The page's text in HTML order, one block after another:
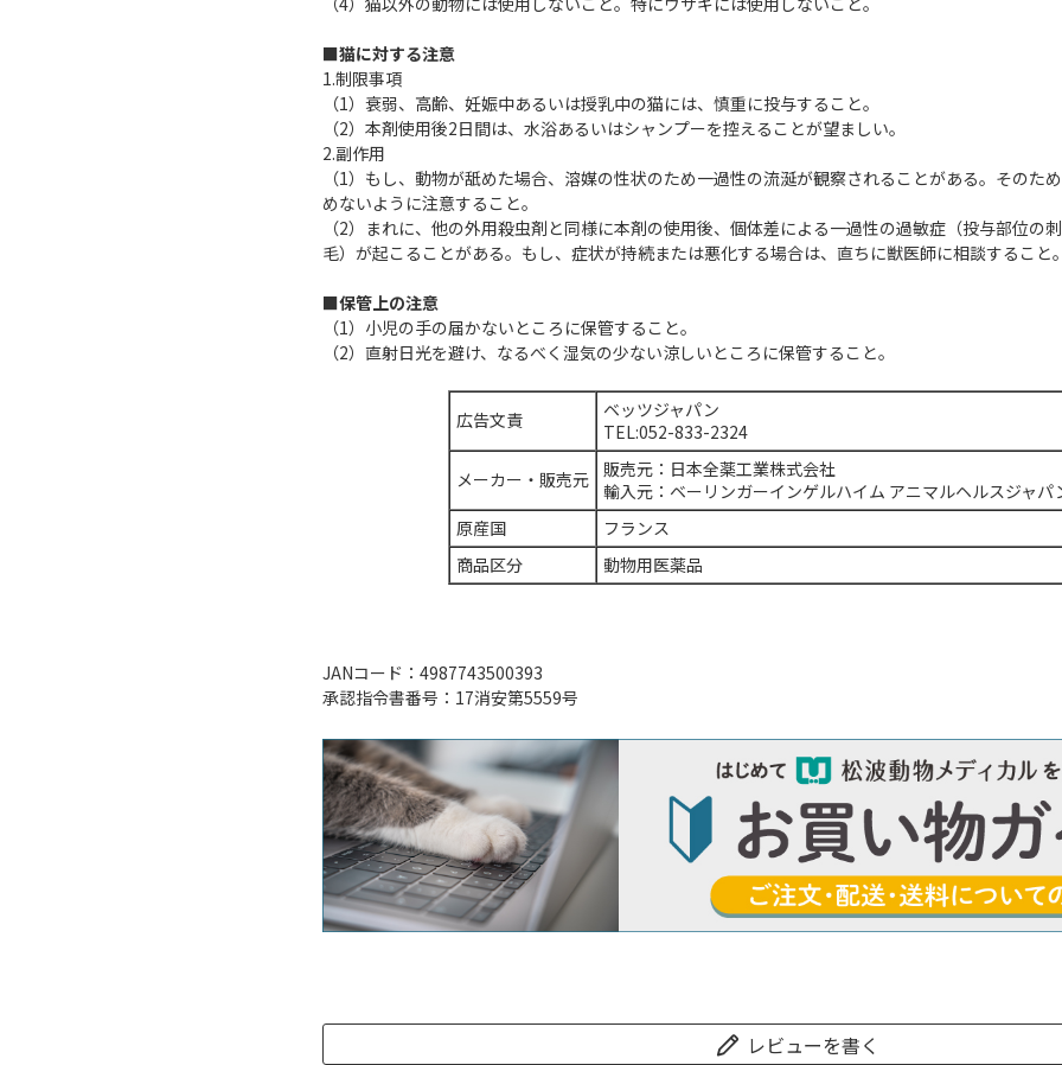
■猫に対する注意
1.制限事項
（1）衰弱、高齢、妊娠中あるいは授乳中の猫には、慎重に投与すること。
（2）本剤使用後2日間は、水浴あるいはシャンプーを控えることが望ましい。
2.副作用
（1）もし、動物が舐めた場合、溶媒の性状のため一過性の流涎が観察されることがある。そのた
めないように注意すること。
（2）まれに、他の外用殺虫剤と同様に本剤の使用後、個体差による一過性の過敏症（投与部位の
毛）が起こることがある。もし、症状が持続または悪化する場合は、直ちに獣医師に相談すること
■保管上の注意
（1）小児の手の届かないところに保管すること。
（2）直射日光を避け、なるべく湿気の少ない涼しいところに保管すること。
広告文責
ベッツジャパン
TEL:052-833-2324
メーカー・販売元
販売元：日本全薬工業株式会社
輸入元：ベーリンガーインゲルハイム アニマルヘルスジャパ
原産国
フランス
商品区分
動物用医薬品
JANコード：4987743500393
承認指令書番号：17消安第5559号
レビューを書く